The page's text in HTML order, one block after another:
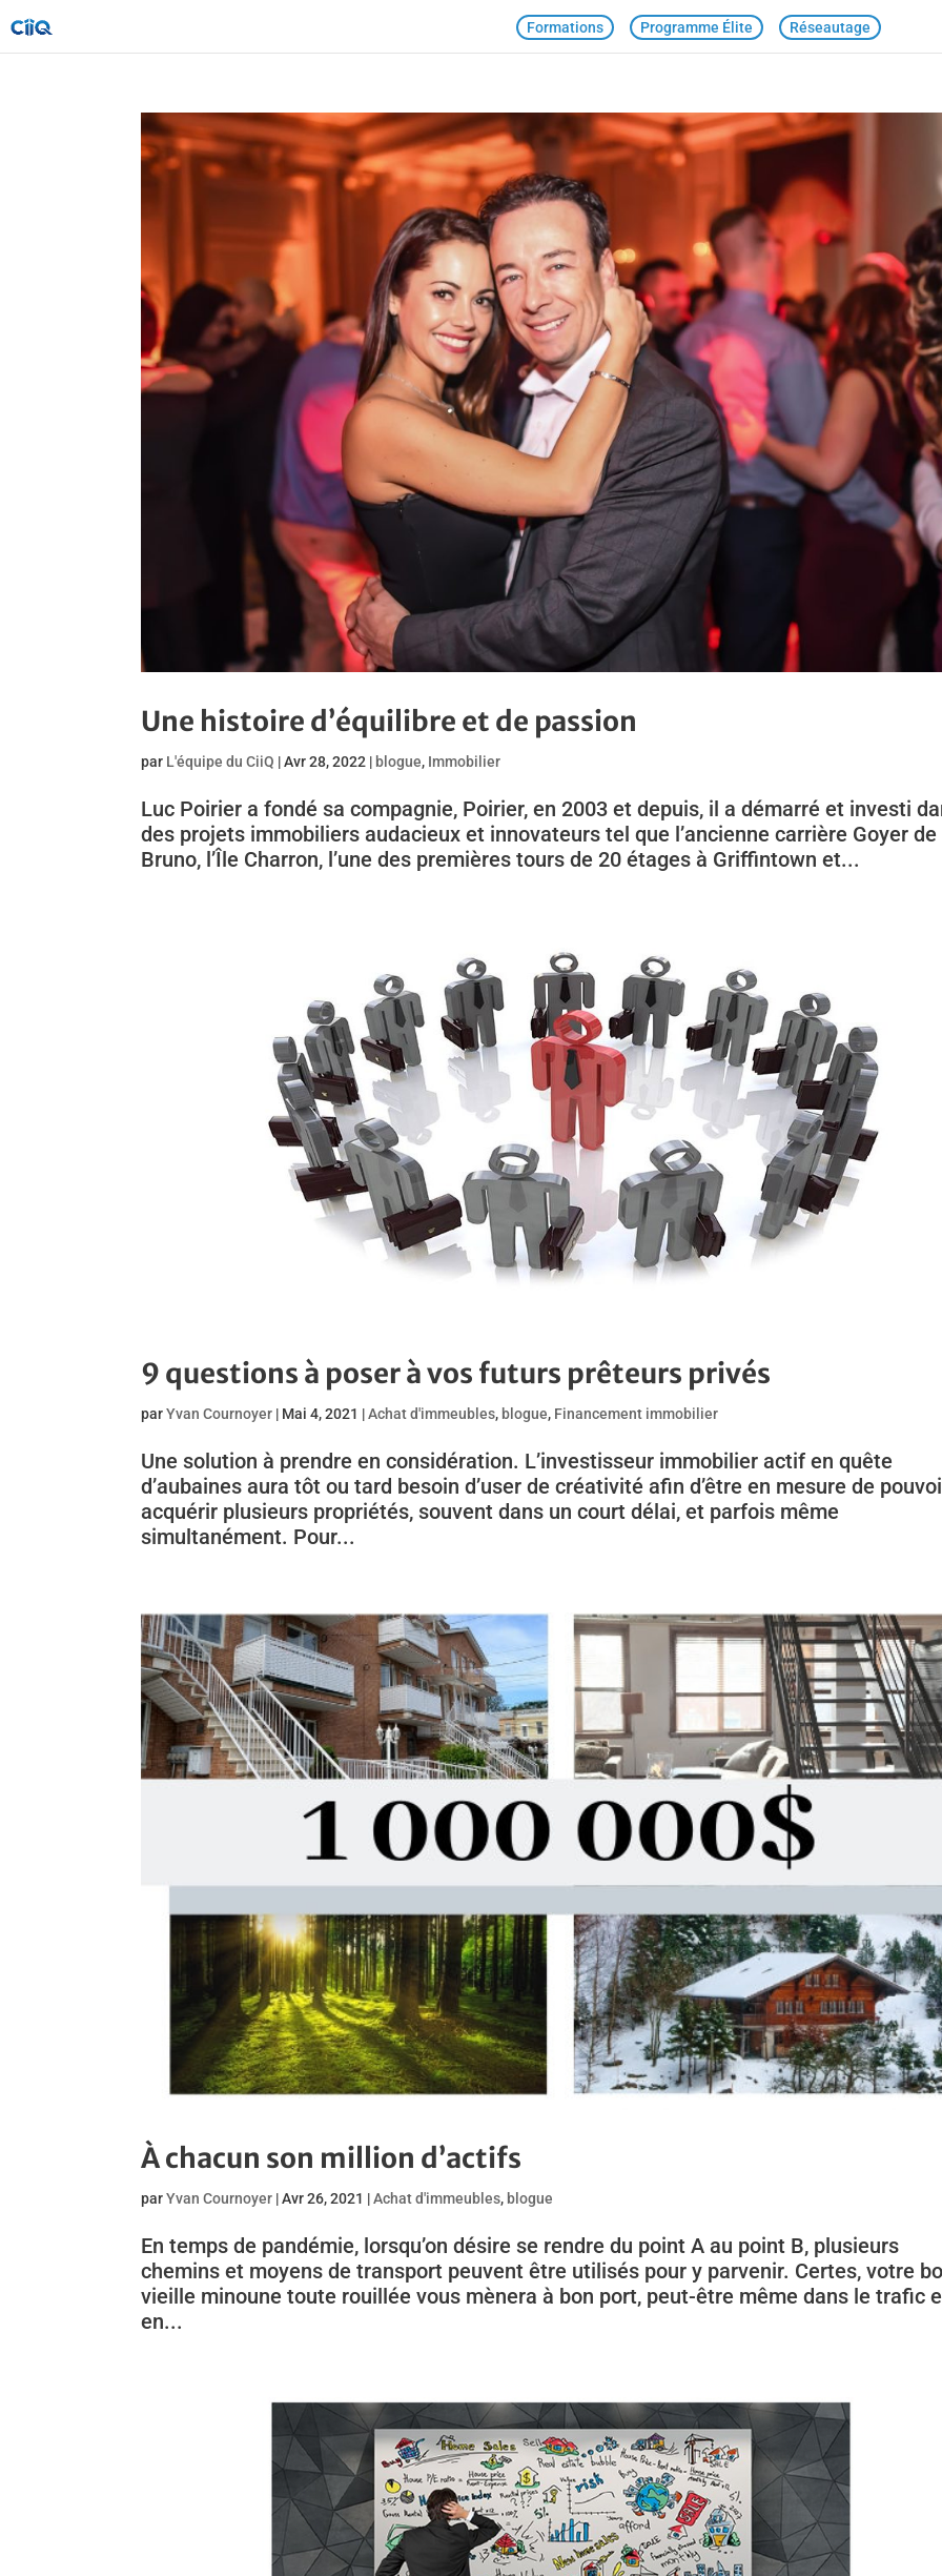
Formations Programme Élite Réseautage
Une histoire d’équilibre et de passion
par L'équipe du CiiQ |Avr 28, 2022 | blogue, Immobilier
Luc Poirier a fondé sa compagnie, Poirier, en 2003 et depuis, il a démarré et investi
des projets immobiliers audacieux et innovateurs tel que l’ancienne carrière Goyer
Bruno, l’Île Charron, l’une des premières tours de 20 étages à Griffintown et...
9 questions à poser à vos futurs prêteurs privés
parYvan Cournoyer | Mai 4, 2021 |Achat d'immeubles, blogue, Financement immobilier
Une solution à prendre en considération. L’investisseur immobilier actif en quête
d’aubaines aura tôt ou tard besoin d’user de créativité afin d’être en mesure de
acquérir plusieurs propriétés, souvent dans un court délai, et parfois même
simultanément. Pour...
À chacun son million d’actifs
parYvan Cournoyer |Avr 26, 2021 |Achat d'immeubles, blogue
En temps de pandémie, lorsqu’on désire se rendre du point A au point B, plusieurs
chemins et moyens de transport peuvent être utilisés pour y parvenir. Certes, votre
vieille minoune toute rouillée vous mènera à bon port, peut-être même dans le trafic
en...